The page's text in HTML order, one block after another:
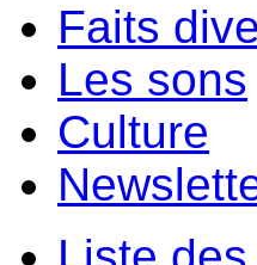
Faits
Les sons
Culture